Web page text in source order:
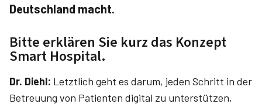
Deutschland macht.
Bitte erklären Sie kurz das Konzept
Smart Hospital.
Dr. Diehl: Letztlich geht es darum, jeden Schritt in der
Betreuung von Patienten digital zu unterstützen,